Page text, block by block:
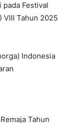
pada Festival
VIII Tahun 2025
Indonesia
Tahun